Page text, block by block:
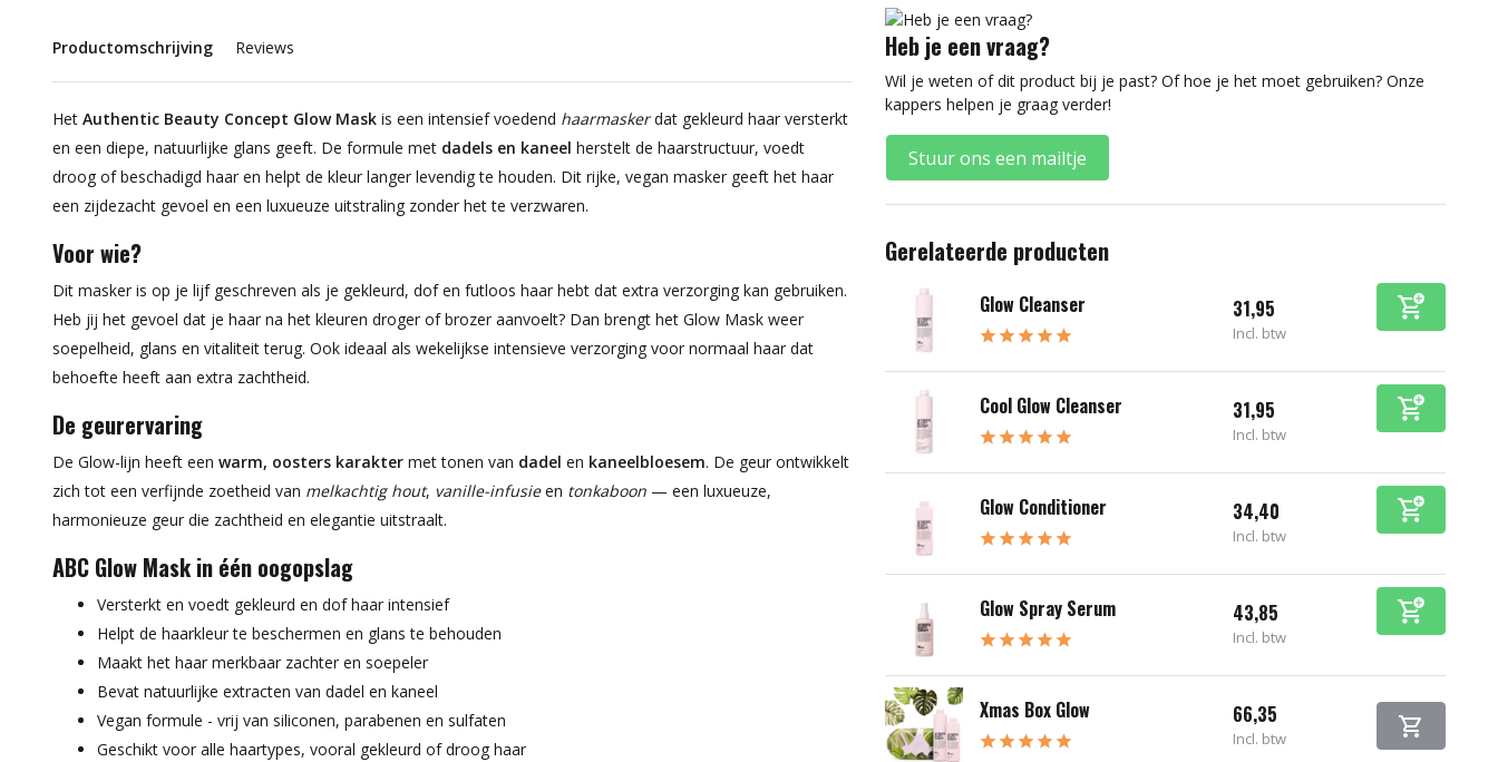
Productomschrijving Reviews
Het Authentic Beauty Concept Glow Mask is een intensief voedend haarmaskerdat gekleurd haar versterkt
en een diepe, natuurlijke glans geeft. De formule met dadels en kaneel herstelt de haarstructuur, voedt
droog of beschadigd haar en helpt de kleur langer levendig te houden. Dit rijke, vegan masker geeft het haar
een zijdezacht gevoel en een luxueuze uitstraling zonder het te verzwaren.
Voor wie?
Dit masker is op je lijf geschreven als je gekleurd, dof en futloos haar hebt dat extra verzorging kan gebruiken.
Heb jij het gevoel dat je haar na het kleuren droger of brozer aanvoelt? Dan brengt het Glow Mask weer
soepelheid, glans en vitaliteit terug. Ook ideaal als wekelijkse intensieve verzorging voor normaal haar dat
behoefte heeft aan extra zachtheid.
De geurervaring
De Glow-lijn heeft een warm, oosters karakter met tonen van dadel en kaneelbloesem. De geur ontwikkelt
zich tot een verfijnde zoetheid van melkachtig hout, vanille-infusieen tonkaboon — een luxueuze,
harmonieuze geur die zachtheid en elegantie uitstraalt.
ABC Glow Mask in één oogopslag
Versterkt en voedt gekleurd en dof haar intensief
Helpt de haarkleur te beschermen en glans te behouden
Maakt het haar merkbaar zachter en soepeler
Bevat natuurlijke extracten van dadel en kaneel
Vegan formule - vrij van siliconen, parabenen en sulfaten
Geschikt voor alle haartypes, vooral gekleurd of droog haar
Heb je een vraag?
Wil je weten of dit product bij je past? Of hoe je het moet gebruiken? Onze
kappers helpen je graag verder!
Stuur ons een mailtje
Gerelateerde producten
Glow Cleanser 31,95
Incl. btw
Cool Glow Cleanser 31,95
Incl. btw
Glow Conditioner 34,40
Incl. btw
Glow Spray Serum 43,85
Incl. btw
Xmas Box Glow 66,35
Incl. btw